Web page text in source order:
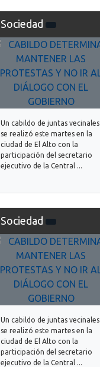
Sociedad
Un cabildo de juntas vecinales
se realizó este martes en la
ciudad de El Alto con la
participación del secretario
ejecutivo de la Central ...
Sociedad
Un cabildo de juntas vecinales
se realizó este martes en la
ciudad de El Alto con la
participación del secretario
ejecutivo de la Central ...